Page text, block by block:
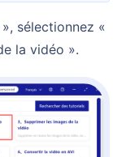
la vidéo ».